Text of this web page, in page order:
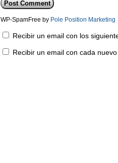
WP-SpamFree by Pole Position Marketing
Recibir un email con los
Recibir un email con cada